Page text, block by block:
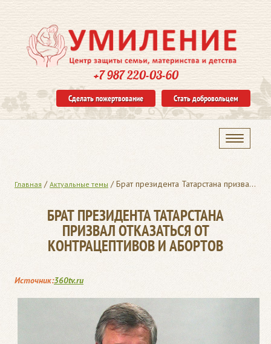
+7 987 220-03-60
Стать добровольцем
Сделать пожертвование
Главная / Актуальные темы / Брат президента Татарстана призвал отказаться от контрацептивов и абортов
БРАТ ПРЕЗИДЕНТА ТАТАРСТАНА
ПРИЗВАЛ ОТКАЗАТЬСЯ ОТ
КОНТРАЦЕПТИВОВ И АБОРТОВ
Источник:360tv.ru